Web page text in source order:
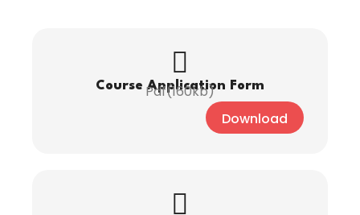
Course Application Form
Pdf(160kb)
Download